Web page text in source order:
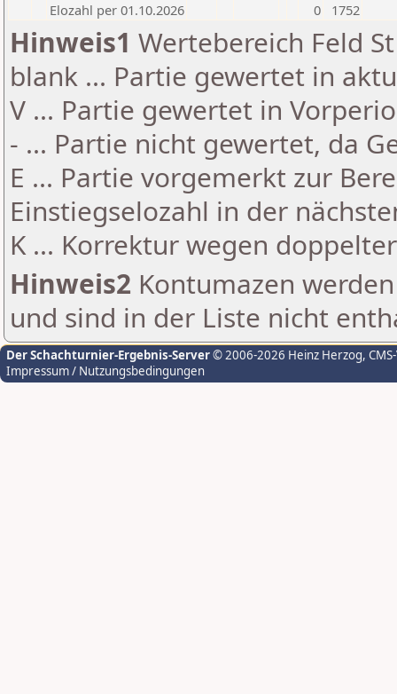
Elozahl per 01.10.2026
0 1752
Hinweis1 Wertebereich Feld
blank ... Partie gewertet in
V ... Partie gewertet in
- ... Partie nicht gewertet, da
E ... Partie vorgemerkt zur
Einstiegselozahl in der
K ... Korrektur wegen
Hinweis2 Kontumazen
und sind in der Liste nicht
Der Schachturnier-Ergebnis-Server© 2006-2026 Heinz Herzog,
Impressum / Nutzungsbedingungen